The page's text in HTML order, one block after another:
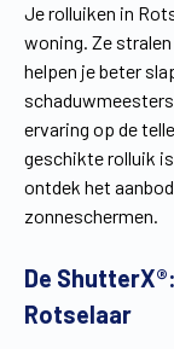
Je rolluiken in
woning. Ze
helpen je beter
ervaring op de
geschikte rolluik
ontdek het
zonneschermen.
De
Rotselaar